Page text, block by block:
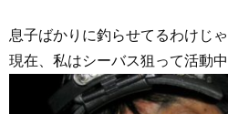
息子ばかりに釣らせてるわけじゃ
現在、私はシーバス狙って活動中